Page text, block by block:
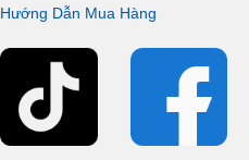
Hướng Dẫn Mua Hàng